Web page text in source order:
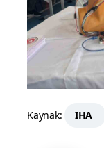
Kaynak: IHA